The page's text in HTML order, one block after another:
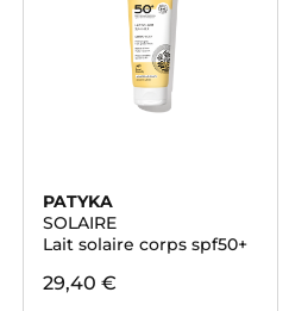
PATYKA
SOLAIRE
Lait solaire corps spf50+
29,40 €